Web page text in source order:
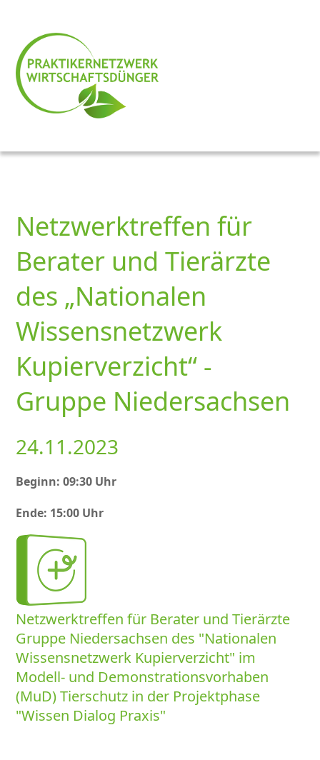
Netzwerktreffen für
Berater und Tierärzte
des „Nationalen
Wissensnetzwerk
Kupierverzicht“ -
Gruppe Niedersachsen
24.11.2023
Beginn: 09:30 Uhr
Ende: 15:00 Uhr
Netzwerktreffen für Berater und Tierärzte
Gruppe Niedersachsen des Nationalen
Wissensnetzwerk Kupierverzicht im
Modell- und Demonstrationsvorhaben
(MuD) Tierschutz in der Projektphase
Wissen Dialog Praxis